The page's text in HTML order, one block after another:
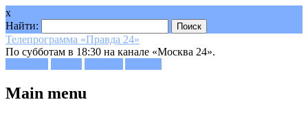
x
Найти:
Телепрограмма «Правда 24»
По субботам в 18:30 на канале «Москва 24».
Main menu